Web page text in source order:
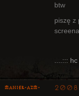
btw
piszę z
....:::
Maniek-AZM-